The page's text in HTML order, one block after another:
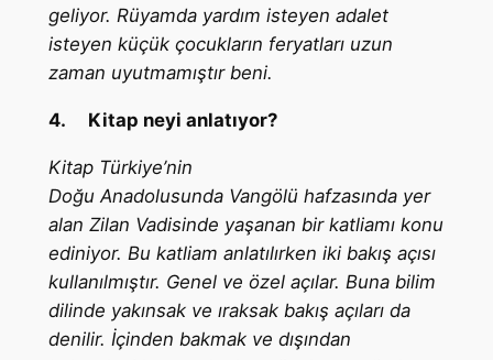
geliyor. Rüyamda yardım isteyen adalet
isteyen küçük çocukların feryatları uzun
zaman uyutmamıştır beni.
4. Kitap neyi anlatıyor?
Kitap Türkiye’nin
Doğu Anadolusunda Vangölü hafzasında yer
alan Zilan Vadisinde yaşanan bir katliamı konu
ediniyor. Bu katliam anlatılırken iki bakış açısı
kullanılmıştır. Genel ve özel açılar. Buna bilim
dilinde yakınsak ve ıraksak bakış açıları da
denilir. İçinden bakmak ve dışından